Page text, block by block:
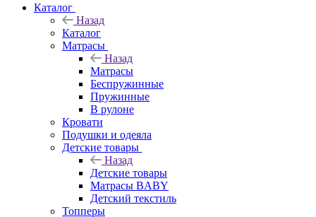
Каталог
Назад
Каталог
Матрасы
Назад
Матрасы
Беспружинные
Пружинные
В рулоне
Кровати
Подушки и одеяла
Детские товары
Назад
Детские товары
Матрасы BABY
Детский текстиль
Топперы